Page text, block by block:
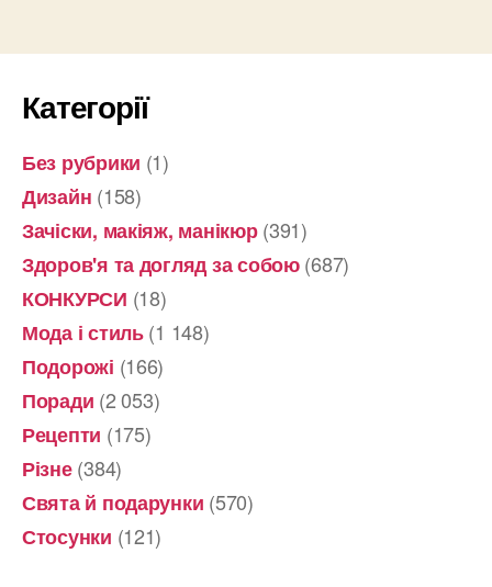
со
Категорії
Без рубрики (1)
Дизайн (158)
Зачіски, макіяж, манікюр(391)
Здоров'я та догляд за собою(687)
КОНКУРСИ (18)
Мода і стиль(1 148)
Подорожі (166)
Поради (2 053)
Рецепти (175)
Різне(384)
Свята й подарунки (570)
Стосунки (121)